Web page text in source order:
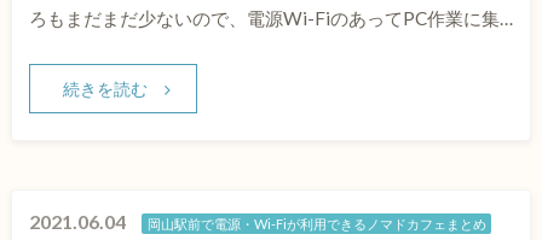
ろもまだまだ少ないので、電源Wi-FiのあってPC作業に集…
続きを読む
2021.06.04 岡山駅前で電源・Wi-Fiが利用できるノマドカフェまとめ